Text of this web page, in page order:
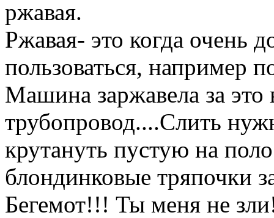
ржавая.
Ржавая- это когда очень
пользоваться, например
Машина заржавела за
трубопровод....Слить
крутануть пустую на
блондинковые тряпочки
Бегемот!!! Ты меня не